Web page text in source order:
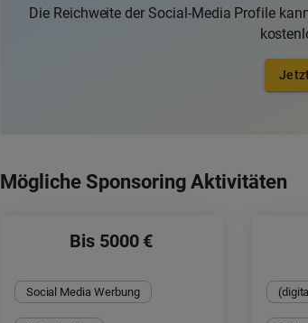
Die Reichweite der Social-Media Profile
Mögliche Sponsoring Aktivitäten
Bis 5000 €
Social Media Werbung